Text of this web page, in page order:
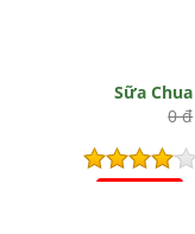
Sữa Chua
0 đ